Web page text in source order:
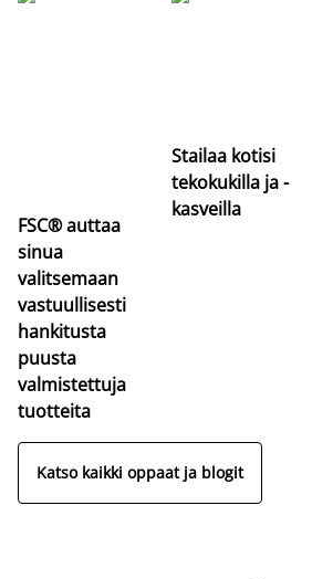
FSC® auttaa
sinua
valitsemaan
vastuullisesti
hankitusta
puusta
valmistettuja
tuotteita
Stailaa kotisi
tekokukilla ja -
kasveilla
Katso kaikki oppaat ja blogit